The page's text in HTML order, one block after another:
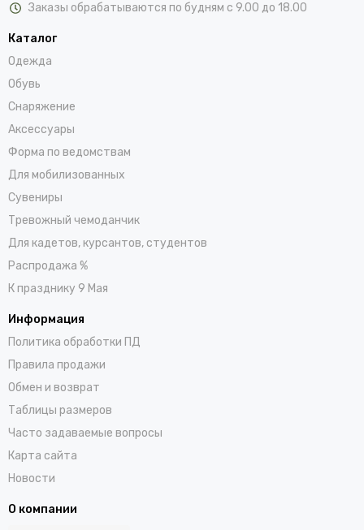
Заказы обрабатываются по будням с 9.00 до 18.00
Каталог
Одежда
Обувь
Снаряжение
Аксессуары
Форма по ведомствам
Для мобилизованных
Сувениры
Тревожный чемоданчик
Для кадетов, курсантов, студентов
Распродажа %
К празднику 9 Мая
Информация
Политика обработки ПД
Правила продажи
Обмен и возврат
Таблицы размеров
Часто задаваемые вопросы
Карта сайта
Новости
О компании